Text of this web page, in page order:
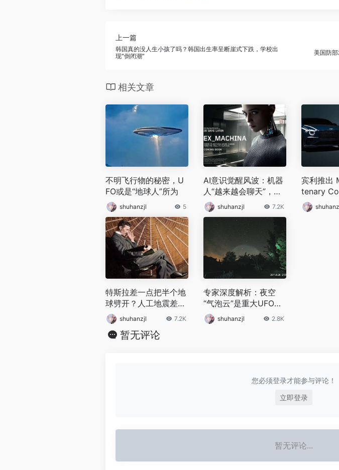
上一篇
韩国真的没人生小孩了吗？韩国出生率呈断崖式下跌，学校出
现“倒闭潮”
美国防
相关文章
不明飞行物的秘密，U
FO或是“地球人”所为
shuhanzjl 5
AI意识觉醒风波：机器
人“越来越会聊天”，人
们却越来越害怕
shuhanzjl 7.2K
宾利推出
tenary
下的四款
特斯拉差一点把半个地
球劈开？人工地震差点
毁了曼哈顿
shuhanzjl 7.2K
专家深度解析：夜空
“气泡云”是重大UFO事
件？ shuhanzjl 2.8K
暂无评论
您必须登录才能参与评论！
立即登录
暂无评论...